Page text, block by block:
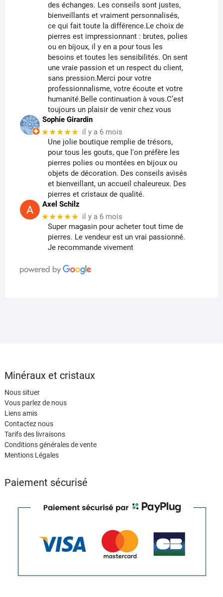
des échanges. Les conseils sont justes,
bienveillants et vraiment personnalisés,
ce qui fait toute la différence.Le choix de
pierres est impressionnant : brutes, polies
ou en bijoux, il y en a pour tous les
besoins et toutes les sensibilités. On sent
une vraie passion et un respect du client,
sans pression.Merci pour votre
professionnalisme, votre écoute et votre
humanité.Belle continuation à vous.C’est
toujours un plaisir de venir chez vous
Sophie Girardin
★★★★★ il y a 6 mois
Une jolie boutique remplie de trésors,
pour tous les gouts, que l'on préfère les
pierres polies ou montées en bijoux ou
objets de décoration. Des conseils avisés
et bienveillant, un accueil chaleureux. Des
pierres et cristaux de qualité.
Axel Schilz
★★★★★ il y a 6 mois
Super magasin pour acheter tout time de
pierres. Le vendeur est un vrai passionné.
Je recommande vivement
Minéraux et cristaux
Nous situer
Vous parlez de nous
Liens amis
Contactez nous
Tarifs des livraisons
Conditions générales de vente
Mentions Légales
Paiement sécurisé